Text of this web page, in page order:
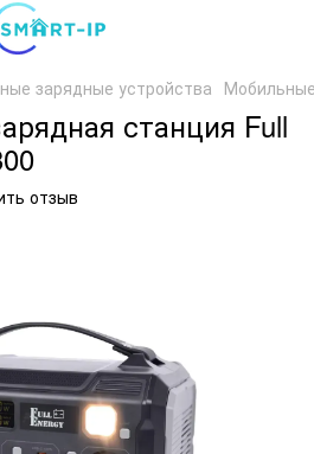
зарядные устройства
станция Full
отзыв